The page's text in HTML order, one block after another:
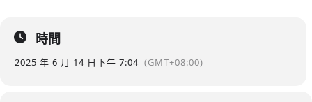
時間
2025 年 6 月 14 日下午 7:04 (GMT+08:00)